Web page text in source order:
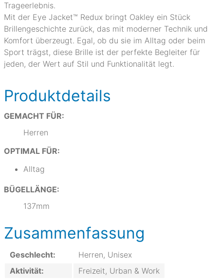
Trageerlebnis.
Mit der Eye Jacket™ Redux bringt Oakley ein Stück
Brillengeschichte zurück, das mit moderner Technik und
Komfort überzeugt. Egal, ob du sie im Alltag oder beim
Sport trägst, diese Brille ist der perfekte Begleiter für
jeden, der Wert auf Stil und Funktionalität legt.
Produktdetails
GEMACHT FÜR:
Herren
OPTIMAL FÜR:
Alltag
BÜGELLÄNGE:
137mm
Zusammenfassung
Geschlecht:
Herren, Unisex
Aktivität:
Freizeit, Urban & Work